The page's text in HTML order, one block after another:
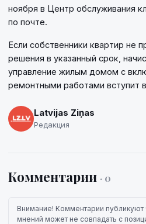
ноября в Центр обслуживания
по почте.
Если собственники квартир не
решения в указанный срок,
управление жилым домом с
ремонтными работами вступит
Latvijas Ziņas
Редакция
Комментарии · 0
Внимание! Комментарии публикуют
мнений может не совпадать с